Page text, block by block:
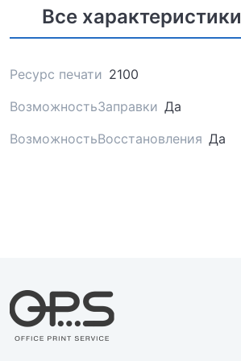
Все характеристики
Ресурс печати 2100
ВозможностьЗаправки Да
ВозможностьВосстановления Да